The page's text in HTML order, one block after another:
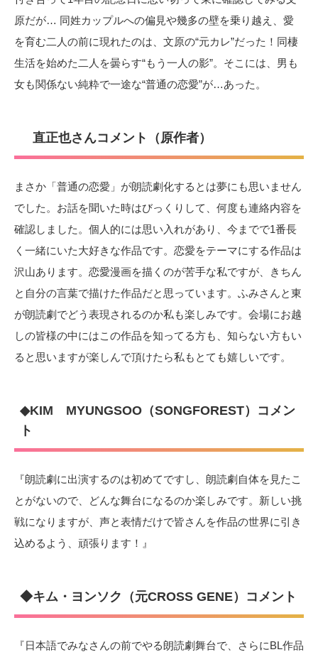
原だが… 同姓カップルへの偏見や幾多の壁を乗り越え、愛
を育む二人の前に現れたのは、文原の“元カレ”だった！同棲
生活を始めた二人を曇らす“もう一人の影”。そこには、男も
女も関係ない純粋で一途な“普通の恋愛”が…あった。
直正也さんコメント（原作者）
まさか「普通の恋愛」が朗読劇化するとは夢にも思いません
でした。お話を聞いた時はびっくりして、何度も連絡内容を
確認しました。個人的には思い入れがあり、今までで1番長
く一緒にいた大好きな作品です。恋愛をテーマにする作品は
沢山あります。恋愛漫画を描くのが苦手な私ですが、きちん
と自分の言葉で描けた作品だと思っています。ふみさんと東
が朗読劇でどう表現されるのか私も楽しみです。会場にお越
しの皆様の中にはこの作品を知ってる方も、知らない方もい
ると思いますが楽しんで頂けたら私もとても嬉しいです。
◆KIM MYUNGSOO（SONGFOREST）コメン
ト
『朗読劇に出演するのは初めてですし、朗読劇自体を見たこ
とがないので、どんな舞台になるのか楽しみです。新しい挑
戦になりますが、声と表情だけで皆さんを作品の世界に引き
込めるよう、頑張ります！』
◆キム・ヨンソク（元CROSS GENE）コメント
『日本語でみなさんの前でやる朗読劇舞台で、さらにBL作品